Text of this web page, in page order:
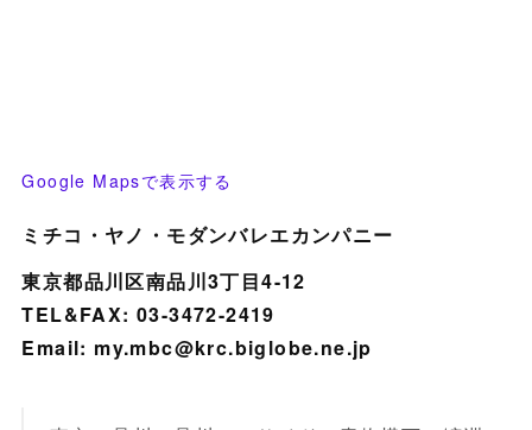
Google Mapsで表示する
ミチコ・ヤノ・モダンバレエカンパニー
東京都品川区南品川3丁目4-12
TEL&FAX: 03-3472-2419
Email: my.mbc@krc.biglobe.ne.jp